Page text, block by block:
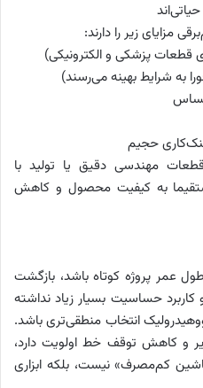
مزایای زیر را دارند:
قطعات پزشکی و الکترونیکی)
به شرایط بهینه می‌رسند)
حساس
حجیم
قطعات مهندسی دقیق یا تولید با
به کیفیت محصول و کاهش
عمر پروژه کوتاه باشد، بازگشت
کاربرد حساسیت بسیار زیاد نداشته
انتخاب منطقی‌تری باشد.
و کاهش توقف خط اولویت دارد،
کم‌مصرف» نیست، بلکه ابزاری